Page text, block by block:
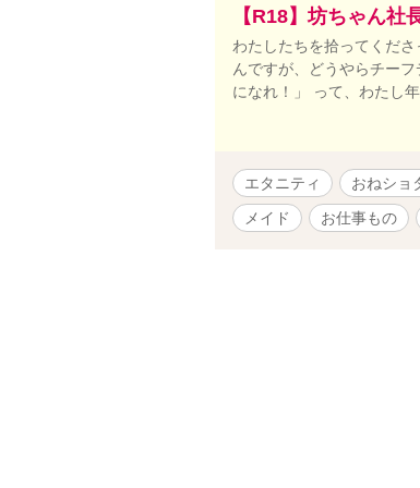
【R18】坊ちゃん社
わたしたちを拾ってくだ
んですが、どうやらチー
になれ！」 って、わた
エタニティ おねショ
メイド
お仕事もの